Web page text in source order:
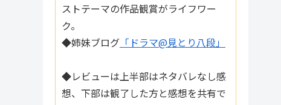
ストテーマの作品観賞がライフワー
ク。
◆姉妹ブログ 「ドラマ@見とり八段」
◆レビューは上半部はネタバレなし感
想、下部は観了した方と感想を共有で